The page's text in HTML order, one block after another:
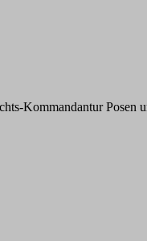
Kommandantur Posen